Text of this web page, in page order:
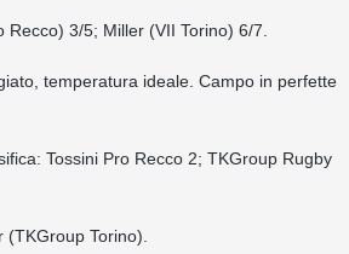
3/5; Miller (VII Torino) 6/7.
temperatura ideale. Campo in perfette
Tossini Pro Recco 2; TKGroup Rugby
Torino).